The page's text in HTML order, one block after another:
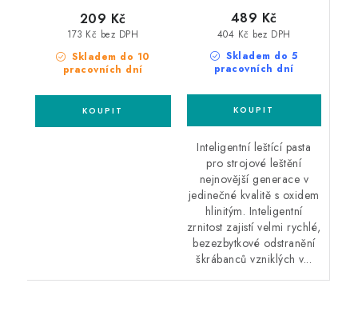
Skladem do 10
pracovních dní
173 Kč bez DPH
209 Kč
Skladem do 5
pracovních dní
404 Kč bez DPH
489 Kč
Inteligentní leštící pasta
pro strojové leštění
nejnovější generace v
jedinečné kvalitě s oxidem
hlinitým. Inteligentní
zrnitost zajistí velmi rychlé,
bezezbytkové odstranění
škrábanců vzniklých v...